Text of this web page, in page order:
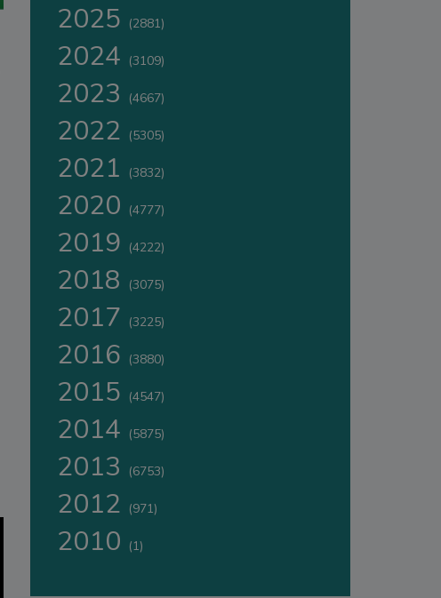
2025 (2881)
2024 (3109)
2023 (4667)
2022 (5305)
2021 (3832)
2020 (4777)
2019 (4222)
2018 (3075)
2017 (3225)
2016 (3880)
2015 (4547)
2014 (5875)
2013 (6753)
2012 (971)
2010 (1)